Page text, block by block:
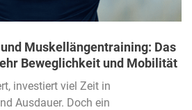
Muskellängentraining: Das
Beweglichkeit und Mobilität
investiert viel Zeit in
Ausdauer. Doch ein